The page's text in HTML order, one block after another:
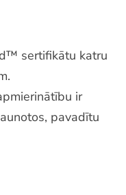
sertifikātu katru
ir
pavadītu